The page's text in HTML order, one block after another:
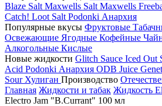
Blaze Salt Maxwells Salt Maxwells
Catch! Loot Salt Podonki Анархия
Популярные вкусы Фруктовые
Освежающие Ягодные Кофейные
Алкогольные Кислые
Новые жидкости Glitch Sauce Iced Out
Acid Podonki Анархия ODB Juice
Sour Хулиган Производство
Главная Жидкости и табак Жидкость
Electro Jam "B.Currant" 100 мл